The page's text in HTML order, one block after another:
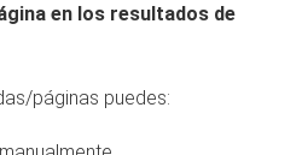
en los resultados de
páginas puedes: